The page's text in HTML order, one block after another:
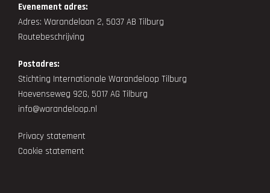
Evenement adres:
Adres: Warandelaan 2, 5037 AB Tilburg
Routebeschrijving
Postadres:
Stichting Internationale Warandeloop Tilburg
Hoevenseweg 92G, 5017 AG Tilburg
info@warandeloop.nl
Privacy statement
Cookie statement